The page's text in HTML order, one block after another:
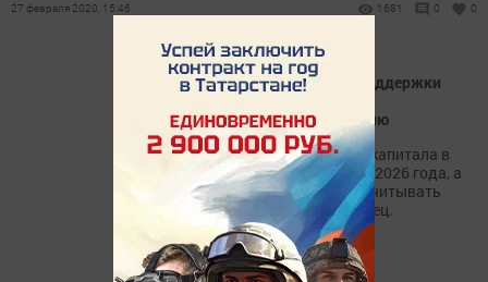
27 февраля 2020, 15:46 1681 0 0
Меры государственный поддержки
семей позволят улучшить
демографическую ситуацию
Программа материнского капитала в
России будет продлена до 2026 года, а
на поддержку смогут рассчитывать
семьи, где родился первенец.